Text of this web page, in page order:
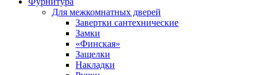
Для межкомнатных дверей
Завертки сантехнические
Замки
«Финская»
Защелки
Накладки